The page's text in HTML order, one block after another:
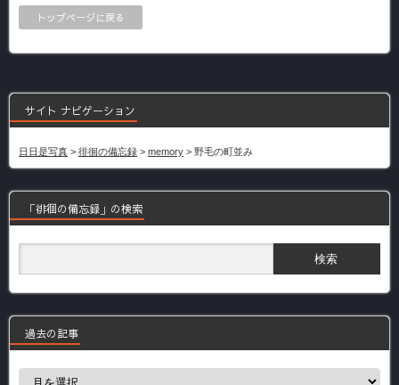
トップページに戻る
サイト ナビゲーション
日日是写真 > 徘徊の備忘録 > memory > 野毛の町並み
「徘徊の備忘録」の検索
過去の記事